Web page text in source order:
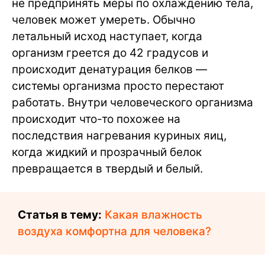
не предпринять меры по охлаждению тела,
человек может умереть. Обычно
летальный исход наступает, когда
организм греется до 42 градусов и
происходит денатурация белков —
системы организма просто перестают
работать. Внутри человеческого организма
происходит что-то похожее на
последствия нагревания куриных яиц,
когда жидкий и прозрачный белок
превращается в твердый и белый.
Статья в тему: Какая влажность
воздуха комфортна для человека?